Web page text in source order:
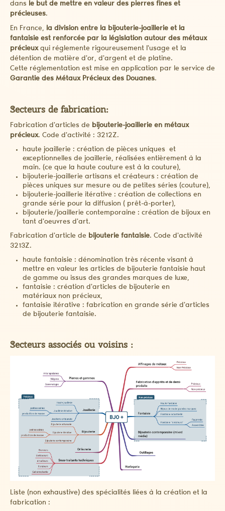
dans le but de mettre en valeur des pierres fines et
précieuses.
En France, la division entre la bijouterie-joaillerie et la
fantaisie est renforcée par la législation autour des métaux
précieuxqui réglemente rigoureusement l'usage et la
détention de matière d'or, d'argent et de platine.
Cette réglementation est mise en application par le service de
Garantie des Métaux Précieux des Douanes.
Secteurs de fabrication:
Fabrication d'articles de bijouterie-joaillerie en métaux
précieux. Code d'activité : 3212Z.
haute joaillerie : création de pièces uniques et
exceptionnelles de joaillerie, réalisées entièrement à la
main. (ce que la haute couture est à la couture),
bijouterie-joaillerie artisans et créateurs : création de
pièces uniques sur mesure ou de petites séries (couture),
bijouterie-joaillerie itérative : création de collections en
grande série pour la diffusion ( prêt-à-porter),
bijouterie/joaillerie contemporaine : création de bijoux en
tant d'oeuvres d'art.
Fabrication d'article de bijouterie fantaisie. Code d'activité
3213Z.
haute fantaisie : dénomination très récente visant à
mettre en valeur les articles de bijouterie fantaisie haut
de gamme ou issus des grandes marques de luxe,
fantaisie : création d'articles de bijouterie en
matériaux non précieux,
fantaisie itérative : fabrication en grande série d'articles
de bijouterie fantaisie.
Secteurs associés ou voisins :
Liste (non exhaustive) des spécialités liées à la création et la
fabrication :